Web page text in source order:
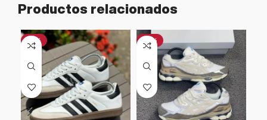
Productos relacionados
-21% -31%